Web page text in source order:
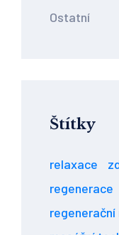
Ostatní
Štítky
relaxace
regenerace
regenerační